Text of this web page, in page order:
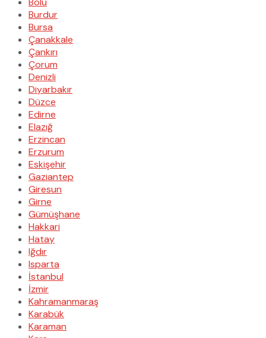
Burdur
Bursa
Çanakkale
Çankırı
Çorum
Denizli
Diyarbakır
Düzce
Edirne
Elazığ
Erzincan
Erzurum
Eskişehir
Gaziantep
Giresun
Girne
Gümüşhane
Hakkari
Hatay
Iğdır
Isparta
İstanbul
İzmir
Kahramanmaraş
Karabük
Karaman